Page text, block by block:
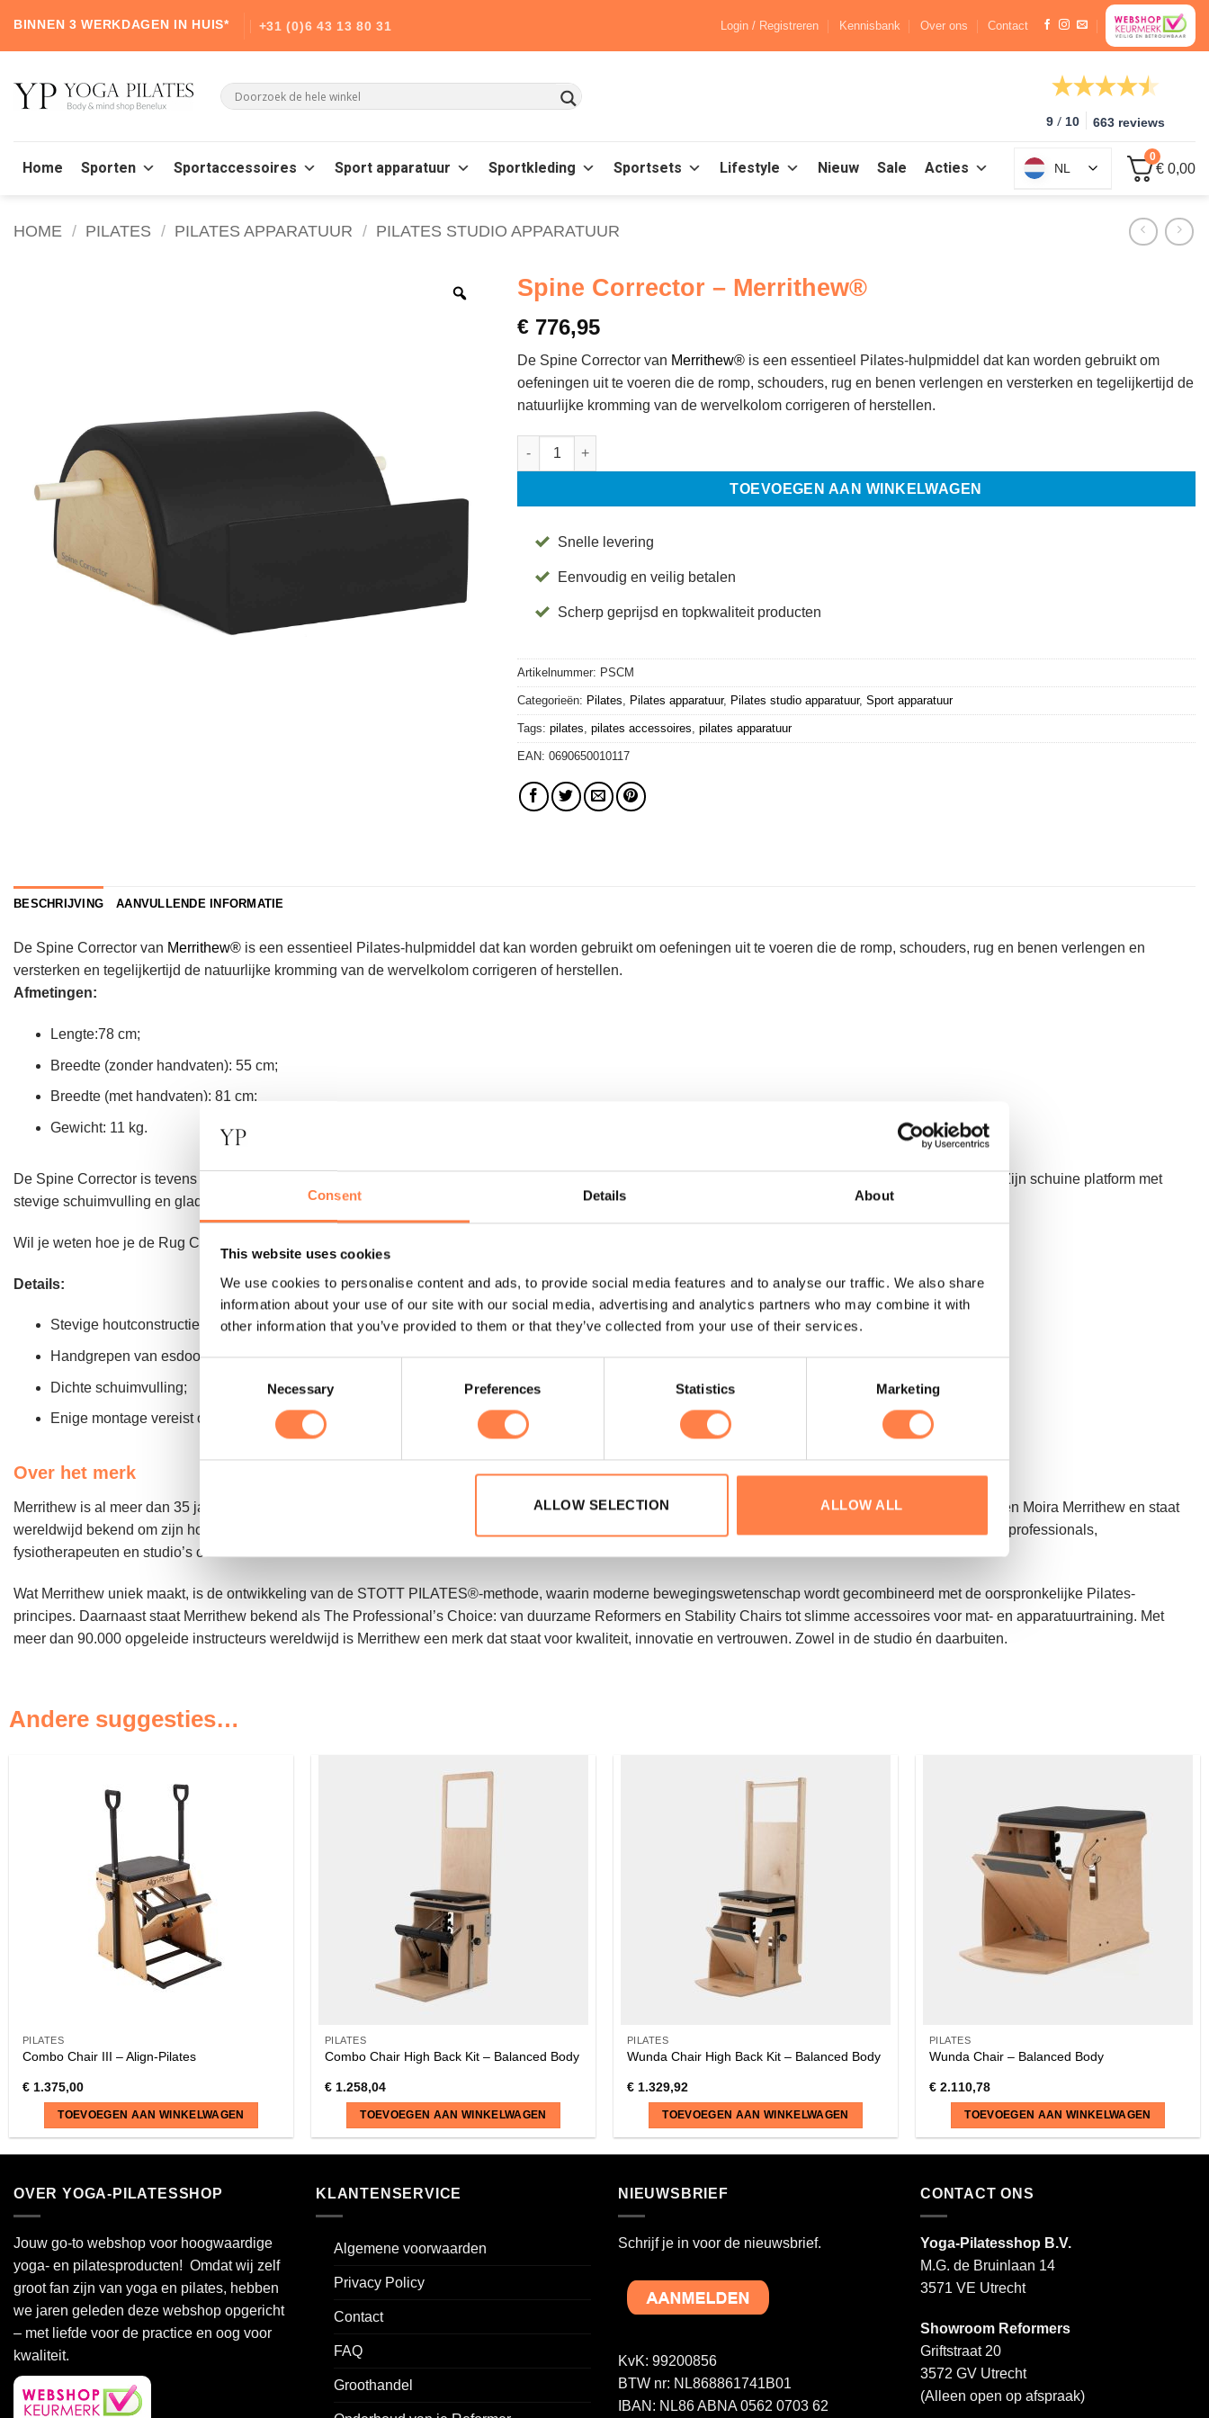
Consent Details About
This website uses cookies
We use cookies to personalise content and ads, to provide social media features and to analyse our traffic. We also share
information about your use of our site with our social media, advertising and analytics partners who may combine it with
other information that you’ve provided to them or that they’ve collected from your use of their services.
Necessary Preferences Statistics Marketing
ALLOW SELECTION ALLOW ALL
content
BINNEN 3 WERKDAGEN IN HUIS* +31 (0)6 43 13 80 31 Login / Registreren Kennisbank Over ons Contact
9 / 10 663 reviews
Home Sporten Sportaccessoires Sport apparatuur Sportkleding Sportsets Lifestyle Nieuw Sale Acties NL
0
€ 0,00
HOME / PILATES / PILATES APPARATUUR / PILATES STUDIO APPARATUUR
Spine Corrector – Merrithew®
€ 776,95
De Spine Corrector van Merrithew® is een essentieel Pilates-hulpmiddel dat kan worden gebruikt om
oefeningen uit te voeren die de romp, schouders, rug en benen verlengen en versterken en tegelijkertijd de
natuurlijke kromming van de wervelkolom corrigeren of herstellen.
Spine Corrector - Merrithew® aantal
TOEVOEGEN AAN WINKELWAGEN
Snelle levering
Eenvoudig en veilig betalen
Scherp geprijsd en topkwaliteit producten
Artikelnummer: PSCM
Categorieën: Pilates, Pilates apparatuur, Pilates studio apparatuur, Sport apparatuur
Tags: pilates, pilates accessoires, pilates apparatuur
EAN: 0690650010117
BESCHRIJVING AANVULLENDE INFORMATIE
De Spine Corrector van Merrithew® is een essentieel Pilates-hulpmiddel dat kan worden gebruikt om oefeningen uit te voeren die de romp, schouders, rug en benen verlengen en
versterken en tegelijkertijd de natuurlijke kromming van de wervelkolom corrigeren of herstellen.
Afmetingen:
Lengte:78 cm;
Breedte (zonder handvaten): 55 cm;
Breedte (met handvaten): 81 cm;
Gewicht: 11 kg.
De Spine Corrector is tevens een ideaal hulpmiddel om de wervelkolom uit te lijnen en te mobiliseren en kan ook helpen bij het verbeteren van de houding. Zijn schuine platform met
stevige schuimvulling en gladde houten handgrepen zorgen voor superieur comfort terwijl het ook voldoet aan verschillende behoeften van de cliënt.
Wil je weten hoe je de Rug Corrector het beste kunt gebruiken?
Details:
Stevige houtconstructie van massief Baltisch berkenhout;
Handgrepen van esdoornhout;
Dichte schuimvulling;
Enige montage vereist om voorgeboorde pluggen op de geïnstalleerde beugels te bevestigen, met behulp van meegeleverde schroeven
Over het merk
Merrithew is al meer dan 35 jaar een toonaangevende naam binnen mindful movement en Pilates. Het merk werd in 1988 opgericht in Toronto door Lindsay en Moira Merrithew en staat
wereldwijd bekend om zijn hoge kwaliteitsstandaarden in Pilates equipment, educatie en trainingsprogramma’s. Merrithew werkt dagelijks samen met fitnessprofessionals,
fysiotherapeuten en studio’s over de hele wereld.
Wat Merrithew uniek maakt, is de ontwikkeling van de STOTT PILATES®-methode, waarin moderne bewegingswetenschap wordt gecombineerd met de oorspronkelijke Pilates-
principes. Daarnaast staat Merrithew bekend als The Professional’s Choice: van duurzame Reformers en Stability Chairs tot slimme accessoires voor mat- en apparatuurtraining. Met
meer dan 90.000 opgeleide instructeurs wereldwijd is Merrithew een merk dat staat voor kwaliteit, innovatie en vertrouwen. Zowel in de studio én daarbuiten.
Andere suggesties…
PILATES
Combo Chair III – Align-Pilates
€1.375,00
TOEVOEGEN AAN WINKELWAGEN
PILATES
Combo Chair High Back Kit – Balanced Body
€1.258,04
TOEVOEGEN AAN WINKELWAGEN
PILATES
Wunda Chair High Back Kit – Balanced Body
€1.329,92
TOEVOEGEN AAN WINKELWAGEN
PILATES
Wunda Chair – Balanced Body
€2.110,78
TOEVOEGEN AAN WINKELWAGEN
OVER YOGA-PILATESSHOP
Jouw go-to webshop voor hoogwaardige
yoga- en pilatesproducten! Omdat wij zelf
groot fan zijn van yoga en pilates, hebben
we jaren geleden deze webshop opgericht
– met liefde voor de practice en oog voor
kwaliteit.
KLANTENSERVICE
Algemene voorwaarden
Privacy Policy
Contact
FAQ
Groothandel
NIEUWSBRIEF
Schrijf je in voor de nieuwsbrief.
KvK: 99200856
BTW nr: NL868861741B01
IBAN: NL86 ABNA 0562 0703 62
CONTACT ONS
Yoga-Pilatesshop B.V.
M.G. de Bruinlaan 14
3571 VE Utrecht
Showroom Reformers
Griftstraat 20
3572 GV Utrecht
(Alleen open op afspraak)